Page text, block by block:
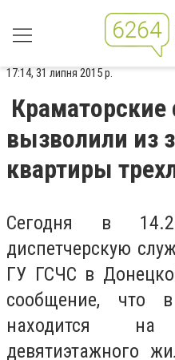
17:14, 31 липня 2015 р.
Краматорские
вызволили из
квартиры
Сегодня в
диспетчерскую
ГУ ГСЧС в
сообщение, что
находится
девятиэтажного